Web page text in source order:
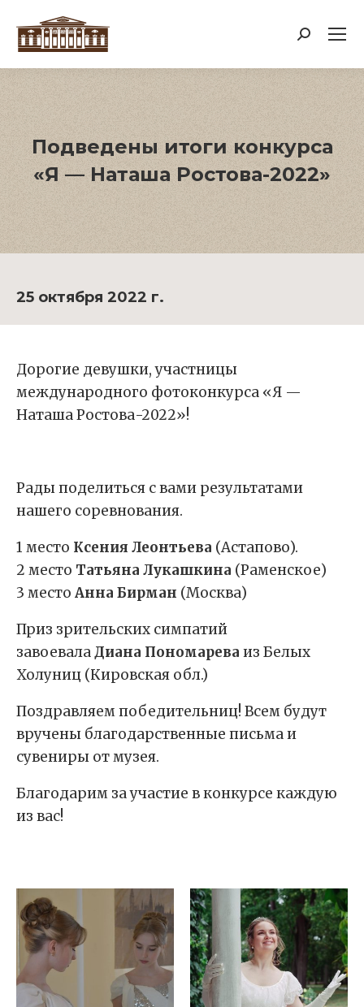
Поиск:
Подведены итоги конкурса
«Я — Наташа Ростова-2022»
25 октября 2022 г.
Дорогие девушки, участницы
международного фотоконкурса «Я —
Наташа Ростова-2022»!
Рады поделиться с вами результатами
нашего соревнования.
1 место Ксения Леонтьева (Астапово).
2 место Татьяна Лукашкина (Раменское)
3 место Анна Бирман (Москва)
Приз зрительских симпатий
завоевалаДиана Пономарева из Белых
Холуниц (Кировская обл.)
Поздравляем победительниц! Всем будут
вручены благодарственные письма и
сувениры от музея.
Благодарим за участие в конкурсе каждую
из вас!